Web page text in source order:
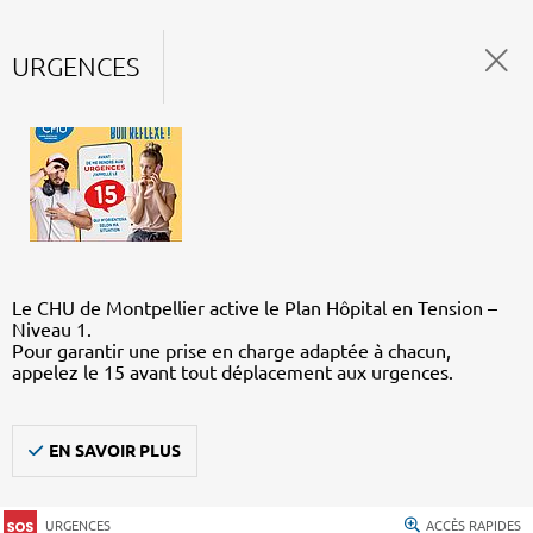
URGENCES
Le CHU de Montpellier active le Plan Hôpital en Tension –
Niveau 1.
Pour garantir une prise en charge adaptée à chacun,
appelez le 15 avant tout déplacement aux urgences.
EN SAVOIR PLUS
URGENCES ACCÈS RAPIDES